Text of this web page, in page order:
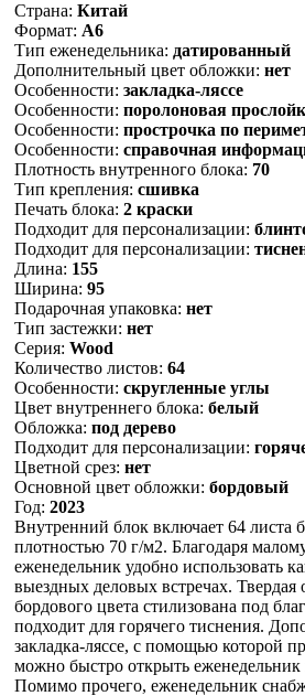
Страна: Китай
Формат: А6
Тип еженедельника: датированный
Дополнительный цвет обложки: нет
Особенности: закладка-ляссе
Особенности: поролоновая
Особенности: прострочка по
Особенности: справочная
Плотность внутренного блока: 70
Тип крепления: сшивка
Печать блока: 2 краски
Подходит для персонализации:
Подходит для персонализации:
Длина: 155
Ширина: 95
Подарочная упаковка: нет
Тип застежки: нет
Серия: Wood
Количество листов: 64
Особенности: скругленные углы
Цвет внутреннего блока: белый
Обложка: под дерево
Подходит для персонализации:
Цветной срез: нет
Основной цвет обложки: бордовый
Год: 2023
Внутренний блок включает 64 листа
плотностью 70 г/м2. Благодаря
еженедельник удобно использовать
выездных деловых встречах. Твердая
бордового цвета стилизована под
подходит для горячего тиснения.
закладка-ляссе, с помощью которой
можно быстро открыть
Помимо прочего, еженедельник